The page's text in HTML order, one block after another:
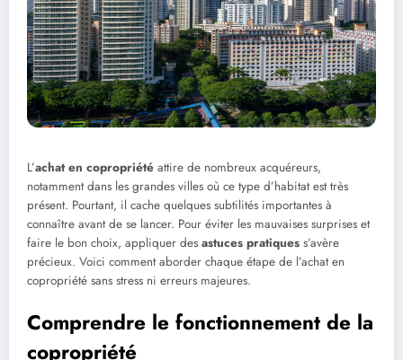
L’achat en copropriété attire de nombreux acquéreurs,
notamment dans les grandes villes où ce type d’habitat est très
présent. Pourtant, il cache quelques subtilités importantes à
connaître avant de se lancer. Pour éviter les mauvaises surprises et
faire le bon choix, appliquer des astuces pratiques s’avère
précieux. Voici comment aborder chaque étape de l’achat en
copropriété sans stress ni erreurs majeures.
Comprendre le fonctionnement de la
copropriété